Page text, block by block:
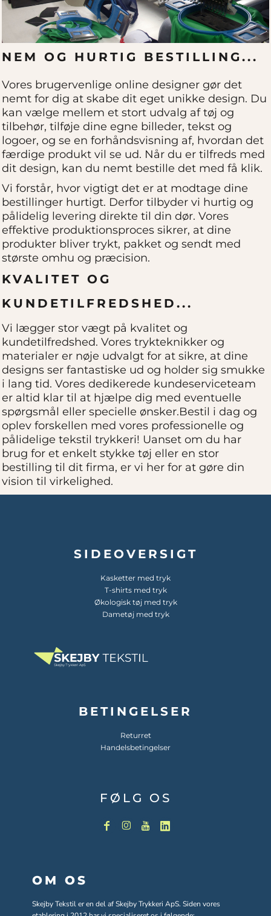
NEM OG HURTIG BESTILLING...
Vores brugervenlige online designer gør det
nemt for dig at skabe dit eget unikke design. Du
kan vælge mellem et stort udvalg af tøj og
tilbehør, tilføje dine egne billeder, tekst og
logoer, og se en forhåndsvisning af, hvordan det
færdige produkt vil se ud. Når du er tilfreds med
dit design, kan du nemt bestille det med få klik.
Vi forstår, hvor vigtigt det er at modtage dine
bestillinger hurtigt. Derfor tilbyder vi hurtig og
pålidelig levering direkte til din dør. Vores
effektive produktionsproces sikrer, at dine
produkter bliver trykt, pakket og sendt med
største omhu og præcision.
KVALITET OG
KUNDETILFREDSHED...
Vi lægger stor vægt på kvalitet og
kundetilfredshed. Vores trykteknikker og
materialer er nøje udvalgt for at sikre, at dine
designs ser fantastiske ud og holder sig smukke
i lang tid. Vores dedikerede kundeserviceteam
er altid klar til at hjælpe dig med eventuelle
spørgsmål eller specielle ønsker.Bestil i dag og
oplev forskellen med vores professionelle og
pålidelige tekstil trykkeri! Uanset om du har
brug for et enkelt stykke tøj eller en stor
bestilling til dit firma, er vi her for at gøre din
vision til virkelighed.
SIDEOVERSIGT
Kasketter med tryk
T-shirts med tryk
Økologisk tøj med tryk
Dametøj med tryk
BETINGELSER
Returret
Handelsbetingelser
FØLG OS
OM OS
Skejby Tekstil er en del af Skejby Trykkeri ApS. Siden vores